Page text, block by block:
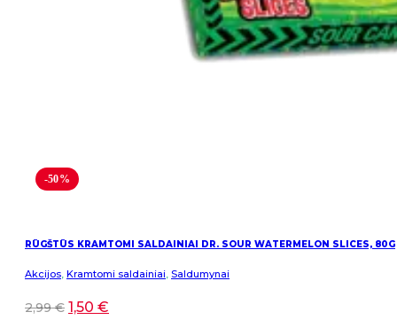
-50%
RŪGŠTŪS KRAMTOMI SALDAINIAI DR. SOUR WATERMELON SLICES, 80G
Akcijos, Kramtomi saldainiai, Saldumynai
2,99€ 1,50 €